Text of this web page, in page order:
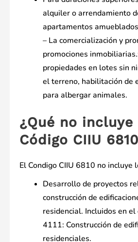
alquiler o arrendamiento
apartamentos
– La comercialización y
promociones
propiedades en lotes sin
el terreno, habilitación de
para albergar animales.
¿Qué no incluye
Código CIIU
El Condigo CIIU 6810 no incluye
Desarrollo de proyectos
construcción de
residencial. Incluidos en el
4111: Construcción de
residenciales.